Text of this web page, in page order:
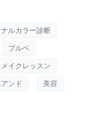
ルカラー診断
ブルベ
メイクレッスン
ンド 美容